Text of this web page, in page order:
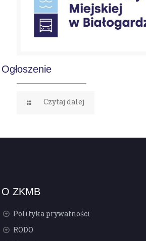
Ogłoszenie
Czytaj dalej
O ZKMB
Polityka prywatności
RODO